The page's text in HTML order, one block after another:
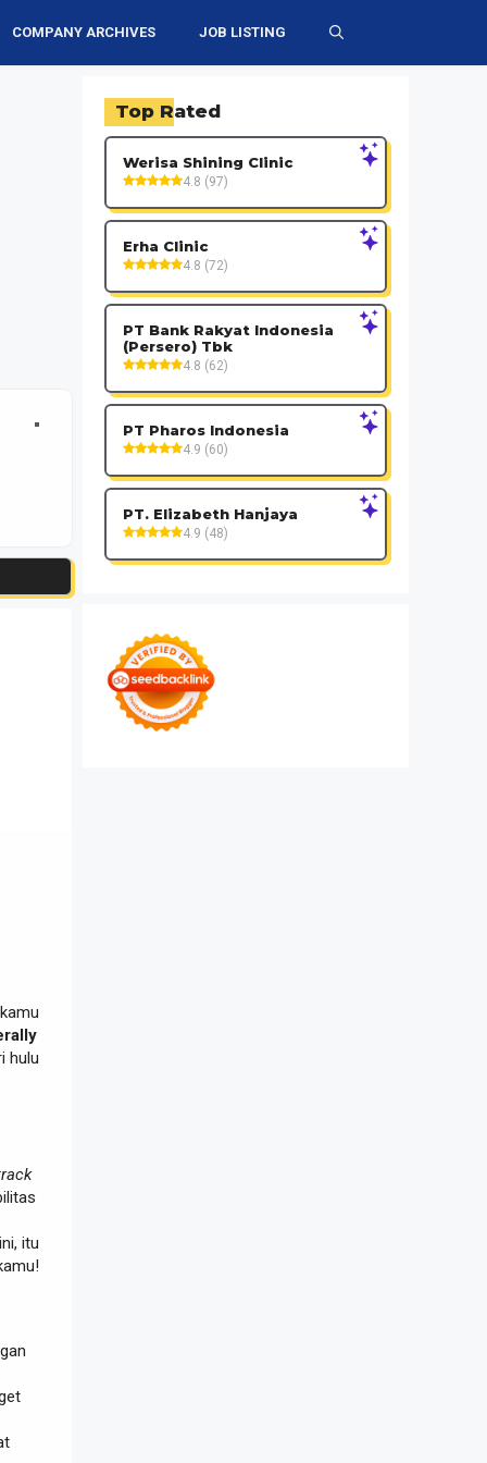
COMPANY ARCHIVES JOB LISTING
hulu
itu
Top Rated
Werisa Shining Clinic
4.8 (97)
Erha Clinic
4.8 (72)
PT Bank Rakyat Indonesia
(Persero) Tbk
4.8 (62)
PT Pharos Indonesia
4.9 (60)
PT. Elizabeth Hanjaya
4.9 (48)